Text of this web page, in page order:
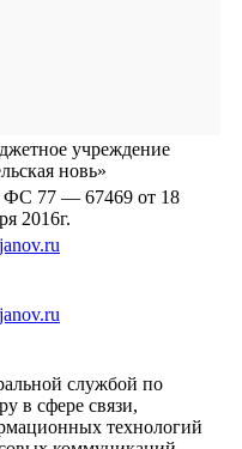
учреждение
новь»
77 — 67469 от 18
2016г.
службой по
в сфере связи,
технологий